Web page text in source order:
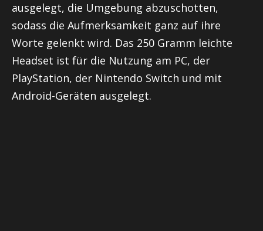
ausgelegt, die Umgebung abzuschotten,
sodass die Aufmerksamkeit ganz auf ihre
Worte gelenkt wird. Das 250 Gramm leichte
Headset ist für die Nutzung am PC, der
PlayStation, der Nintendo Switch und mit
Android-Geräten ausgelegt.